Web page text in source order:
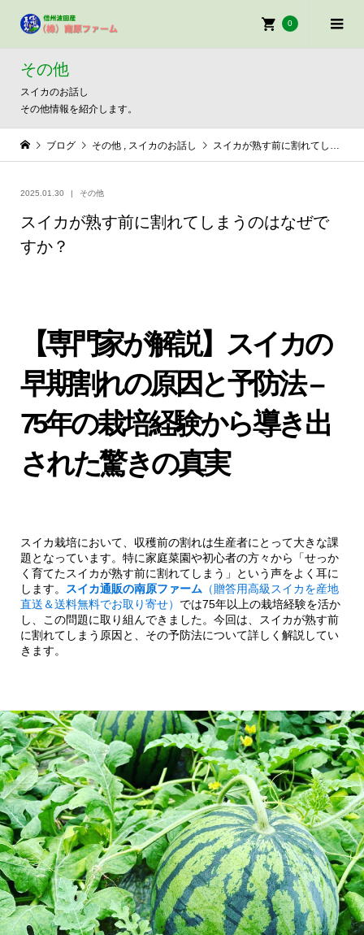
0
その他
スイカのお話し
その他情報を紹介します。
ブログ その他 , スイカのお話し スイカが熟す前に割れてしまうのはなぜですか？
2025.01.30 その他
スイカが熟す前に割れてしまうのはなぜで
すか？
【専門家が解説】スイカの
早期割れの原因と予防法 –
75年の栽培経験から導き出
された驚きの真実
スイカ栽培において、収穫前の割れは生産者にとって大きな課
題となっています。特に家庭菜園や初心者の方々から「せっか
く育てたスイカが熟す前に割れてしまう」という声をよく耳に
します。
スイカ通販の南原ファーム （贈答用高級スイカを産地
直送＆送料無料でお取り寄せ） では75年以上の栽培経験を活か
し、この問題に取り組んできました。今回は、スイカが熟す前
に割れてしまう原因と、その予防法について詳しく解説してい
きます。